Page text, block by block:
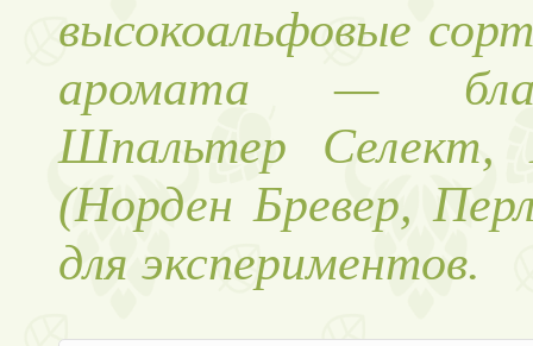
высокоальфовые
аромата —
Шпальтер Селект,
(Норден Бревер,
для экспериментов.